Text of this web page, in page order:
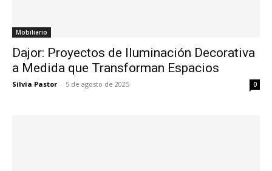
Mobiliario
Dajor: Proyectos de Iluminación Decorativa
a Medida que Transforman Espacios
Silvia Pastor - 5 de agosto de 2025 0